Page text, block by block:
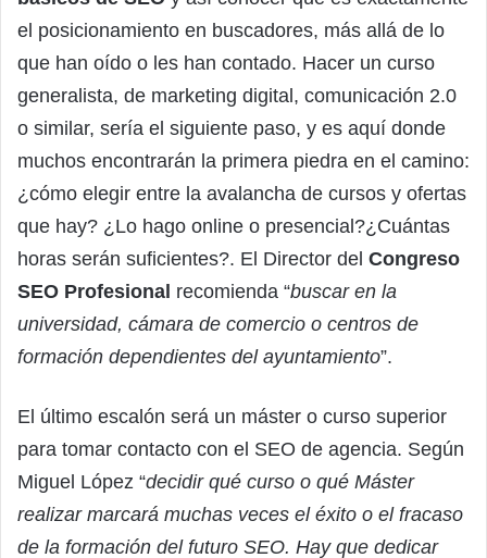
el posicionamiento en buscadores, más allá de lo
que han oído o les han contado. Hacer un curso
generalista, de marketing digital, comunicación 2.0
o similar, sería el siguiente paso, y es aquí donde
muchos encontrarán la primera piedra en el camino:
¿cómo elegir entre la avalancha de cursos y ofertas
que hay? ¿Lo hago online o presencial?¿Cuántas
horas serán suficientes?. El Director del Congreso
SEO Profesional recomienda “buscar en la
universidad, cámara de comercio o centros de
formación dependientes del ayuntamiento”.
El último escalón será un máster o curso superior
para tomar contacto con el SEO de agencia. Según
Miguel López “decidir qué curso o qué Máster
realizar marcará muchas veces el éxito o el fracaso
de la formación del futuro SEO. Hay que dedicar